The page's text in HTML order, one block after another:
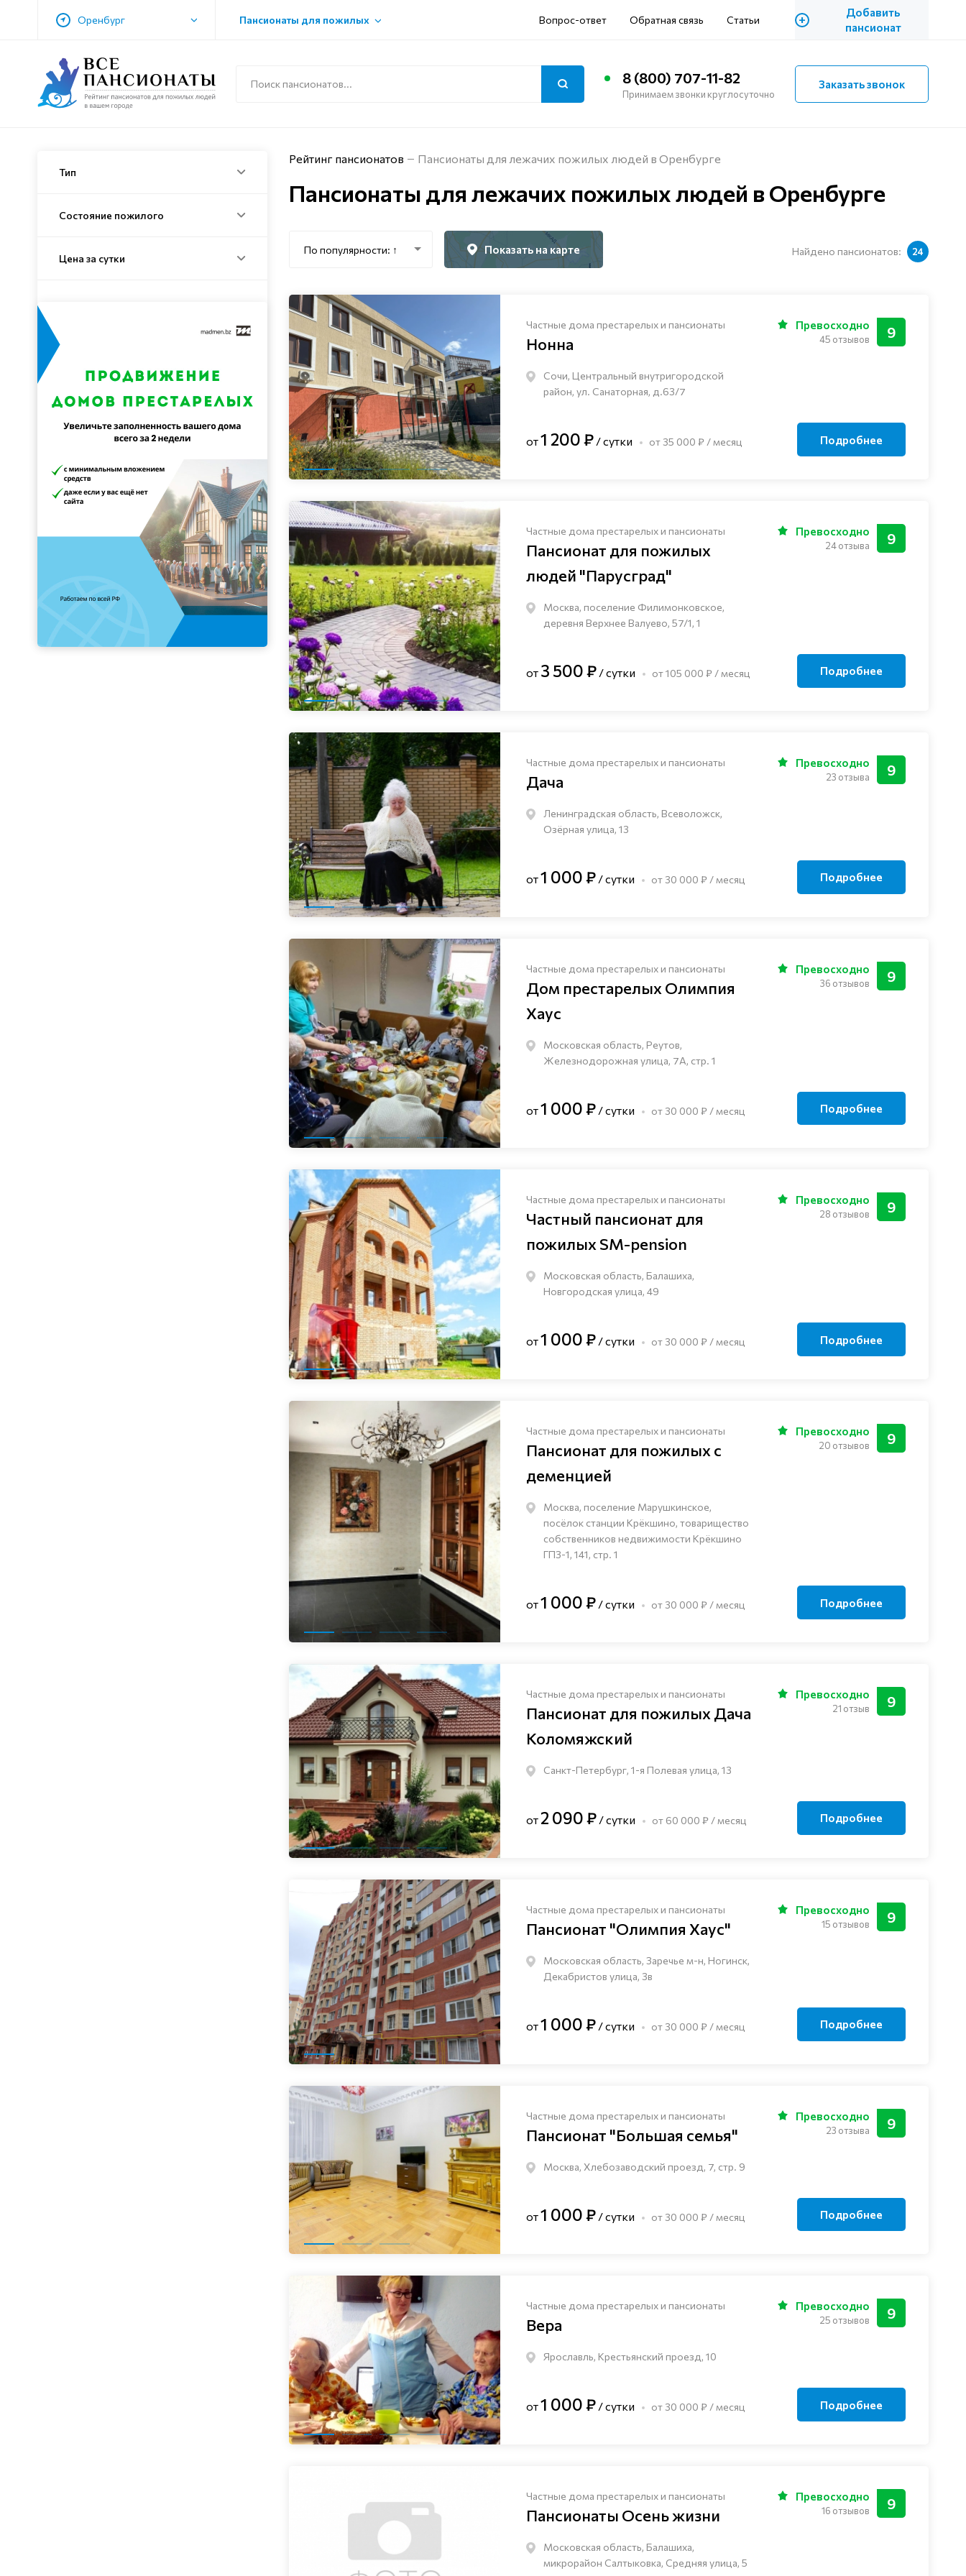
Оренбург Пансионаты для пожилых Вопрос-ответ Обратная связь Статьи +
Добавить
пансионат
8 (800) 707-11-82
Принимаем звонки круглосуточно
Заказать звонок
Тип
Состояние пожилого
Цена за сутки
Рейтинг пансионатов Пансионаты для лежачих пожилых людей в Оренбурге
Пансионаты для лежачих пожилых людей в Оренбурге
По популярности: ↑ Показать на карте Найдено пансионатов: 24
Частные дома престарелых и пансионаты
Нонна
Сочи, Центральный внутригородской
район, ул. Санаторная, д.63/7
9
Превосходно
45 отзывов
от1 200 ₽ / сутки от 35 000 ₽ / месяц Подробнее
Частные дома престарелых и пансионаты
Пансионат для пожилых
людей "Парусград"
Москва, поселение Филимонковское,
деревня Верхнее Валуево, 57/1, 1
9
Превосходно
24 отзыва
от 3 500 ₽ / сутки от 105 000 ₽ / месяц Подробнее
Частные дома престарелых и пансионаты
Дача
Ленинградская область, Всеволожск,
Озёрная улица, 13
9
Превосходно
23 отзыва
от1 000 ₽ / сутки от 30 000 ₽ / месяц Подробнее
Частные дома престарелых и пансионаты
Дом престарелых Олимпия
Хаус
Московская область, Реутов,
Железнодорожная улица, 7А, стр. 1
9
Превосходно
36 отзывов
от1 000 ₽ / сутки от 30 000 ₽ / месяц Подробнее
Частные дома престарелых и пансионаты
Частный пансионат для
пожилых SM-pension
Московская область, Балашиха,
Новгородская улица, 49
9
Превосходно
28 отзывов
от1 000 ₽ / сутки от 30 000 ₽ / месяц Подробнее
Частные дома престарелых и пансионаты
Пансионат для пожилых с
деменцией
Москва, поселение Марушкинское,
посёлок станции Крёкшино, товарищество
собственников недвижимости Крёкшино
ГПЗ-1, 141, стр. 1
9
Превосходно
20 отзывов
от1 000 ₽ / сутки от 30 000 ₽ / месяц Подробнее
Частные дома престарелых и пансионаты
Пансионат для пожилых Дача
Коломяжский
Санкт-Петербург, 1-я Полевая улица, 13
9
Превосходно
21 отзыв
от 2 090 ₽ / сутки от 60 000 ₽ / месяц Подробнее
Частные дома престарелых и пансионаты
Пансионат "Олимпия Хаус"
Московская область, Заречье м-н, Ногинск, ​
Декабристов улица, 3в
9
Превосходно
15 отзывов
от1 000 ₽ / сутки от 30 000 ₽ / месяц Подробнее
Частные дома престарелых и пансионаты
Пансионат "Большая семья"
Москва, Хлебозаводский проезд, 7, стр. 9
9
Превосходно
23 отзыва
от1 000 ₽ / сутки от 30 000 ₽ / месяц Подробнее
Частные дома престарелых и пансионаты
Вера
Ярославль, Крестьянский проезд, 10
9
Превосходно
25 отзывов
от1 000 ₽ / сутки от 30 000 ₽ / месяц Подробнее
Частные дома престарелых и пансионаты
Пансионаты Осень жизни
Московская область, Балашиха,
микрорайон Салтыковка, Средняя улица, 5
9
Превосходно
16 отзывов